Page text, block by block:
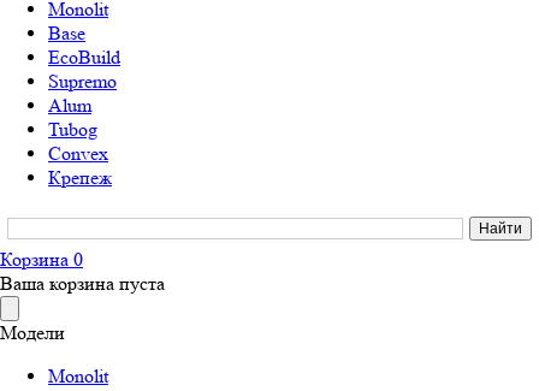
Monolit
Base
EcoBuild
Supremo
Alum
Tubog
Convex
Крепеж
Корзина 0
Ваша корзина пуста
Модели
Monolit